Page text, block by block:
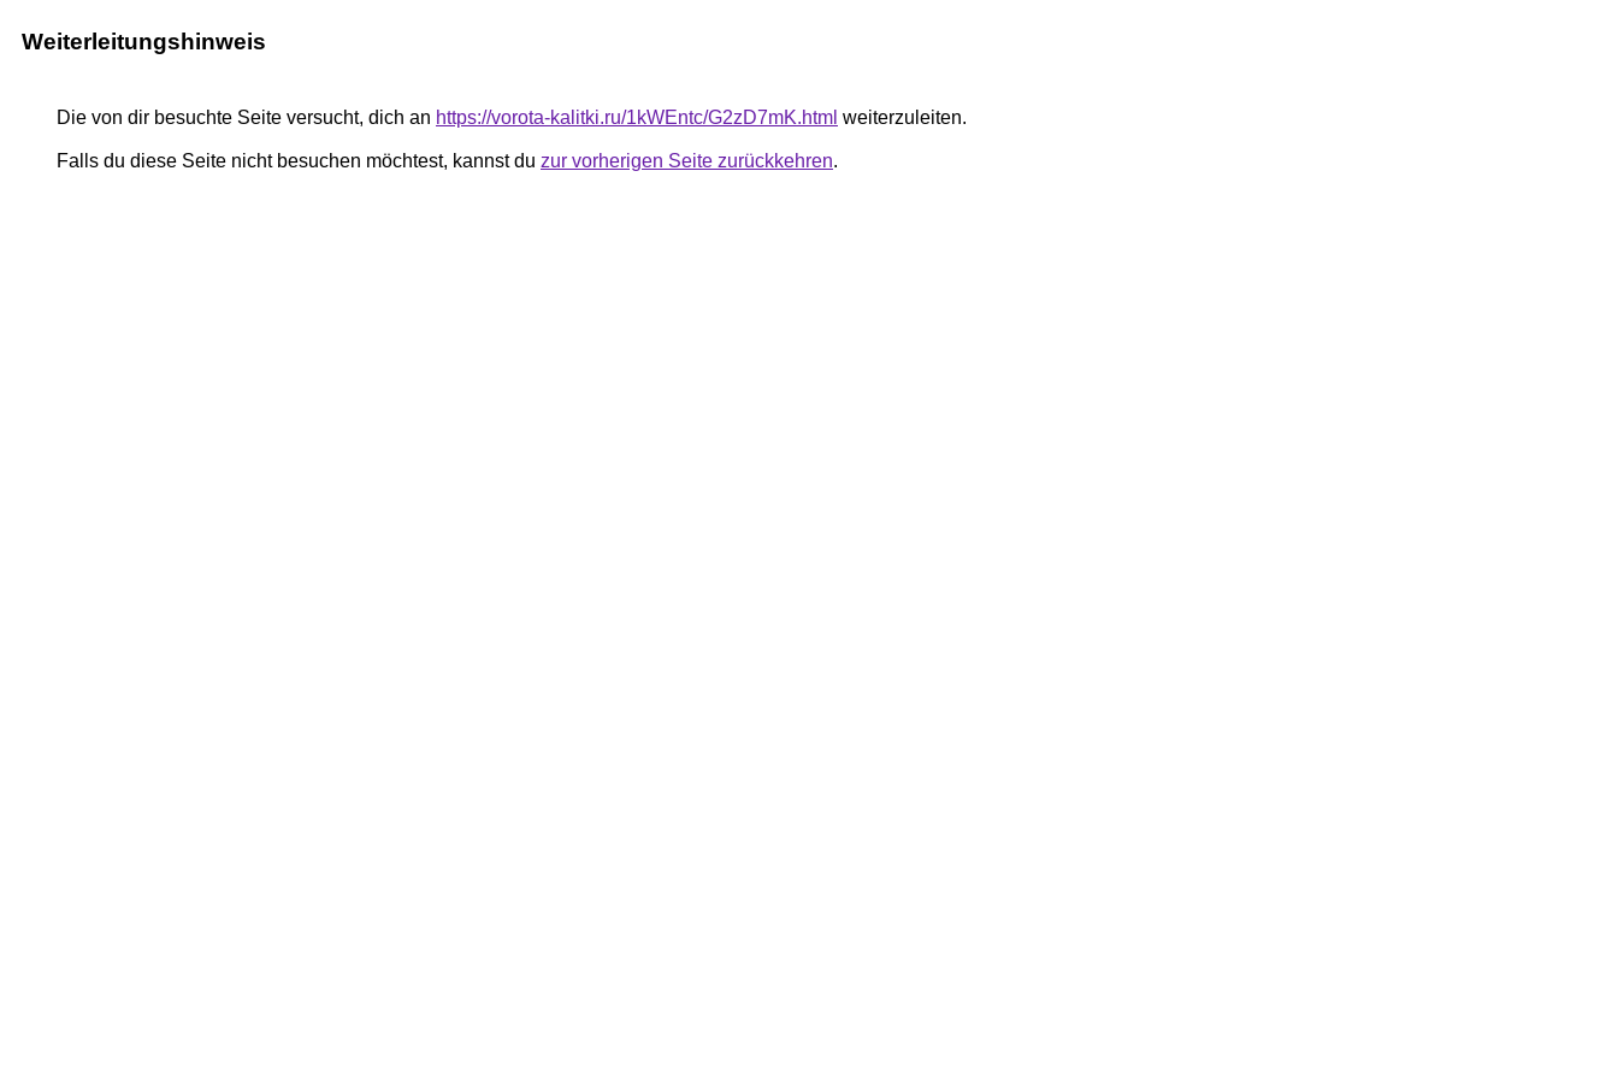
Weiterleitungshinweis
Die von dir besuchte Seite versucht, dich an https://vorota-kalitki.ru/1kWEntc/G2zD7mK.html weiterzuleiten.
Falls du diese Seite nicht besuchen möchtest, kannst du zur vorherigen Seite zurückkehren.